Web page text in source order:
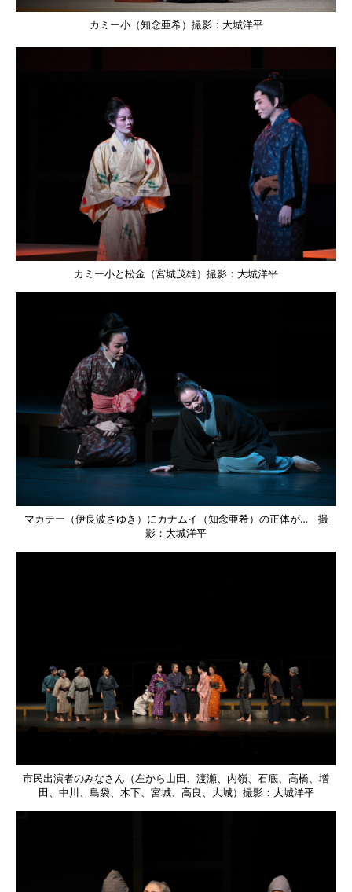
カミー小（知念亜希）撮影：大城洋平
カミー小と松金（宮城茂雄）撮影：大城洋平
マカテー（伊良波さゆき）にカナムイ（知念亜希）の正体が… 撮
影：大城洋平
市民出演者のみなさん（左から山田、渡瀬、内嶺、石底、高橋、増
田、中川、島袋、木下、宮城、高良、大城）撮影：大城洋平